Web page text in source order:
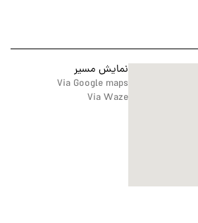
نمایش مسیر
Via Google maps
Via Waze